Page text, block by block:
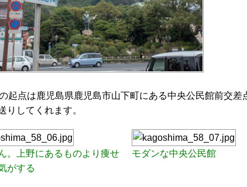
起点は鹿児島県鹿児島市山下町にある中央公民館前交
りしてくれます。
。上野にあるものより痩せ
がする
モダンな中央公民館